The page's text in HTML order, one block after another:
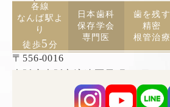
各線
なんば駅よ
り
徒歩5分
日本歯科
保存学会
専門医
歯を残す
精密
根管治療
〒556-0016